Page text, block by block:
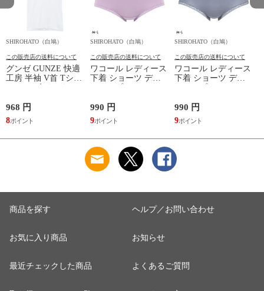
SHIROHATO（白鳩）
この販売店の送料について
グンゼ GUNZE 快適
工房 半袖 V首 Tシャ
ツ メンズ インナー
本製 抗菌防臭
968 円
8
SHIROHATO（白鳩）
この販売店の送料について
ワコール レディース
下着 ショーツ ディ
アヒップショーツ
スタンダード ノーマ
ルショーツ ML
Wacoal
990 円
9
SHIROHATO（白鳩）
この販売店の送料について
ワコール レディース
下着 ショーツ ディ
アヒップショーツ
スタンダード ノーマ
ルショーツ ML
Wacoal
990 円
9
商品を探す
お気に入り商品
最近チェックした商品
ヘルプ／お問い合わせ
お知らせ
よくあるご質問